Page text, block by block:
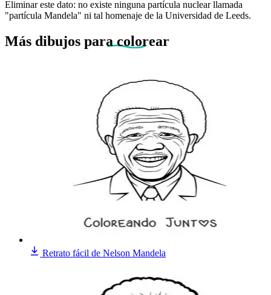
Eliminar este dato: no existe ninguna partícula nuclear llamada
"partícula Mandela" ni tal homenaje de la Universidad de Leeds.
Más dibujos para colorear
Retrato fácil de Nelson Mandela